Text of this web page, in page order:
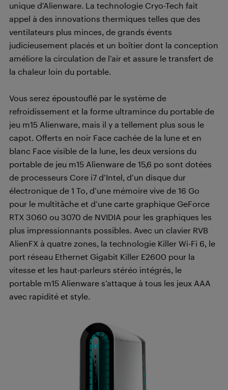
unique d’Alienware. La technologie Cryo-Tech fait
appel à des innovations thermiques telles que des
ventilateurs plus minces, de grands évents
judicieusement placés et un boîtier dont la conception
améliore la circulation de l’air et assure le transfert de
la chaleur loin du portable.
Vous serez époustouflé par le système de
refroidissement et la forme ultramince du portable de
jeu m15 Alienware, mais il y a tellement plus sous le
capot. Offerts en noir Face cachée de la lune et en
blanc Face visible de la lune, les deux versions du
portable de jeu m15 Alienware de 15,6 po sont dotées
de processeurs Core i7 d’Intel, d’un disque dur
électronique de 1 To, d’une mémoire vive de 16 Go
pour le multitâche et d’une carte graphique GeForce
RTX 3060 ou 3070 de NVIDIA pour les graphiques les
plus impressionnants possibles. Avec un clavier RVB
AlienFX à quatre zones, la technologie Killer Wi-Fi 6, le
port réseau Ethernet Gigabit Killer E2600 pour la
vitesse et les haut-parleurs stéréo intégrés, le
portable m15 Alienware s’attaque à tous les jeux AAA
avec rapidité et style.